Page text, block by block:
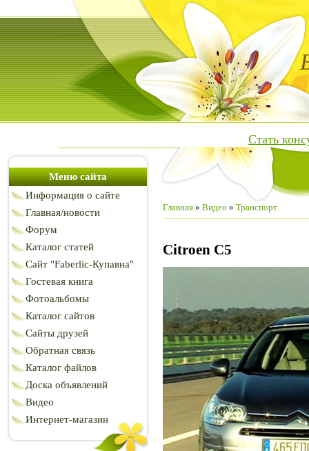
Стать
Меню сайта
Информация о сайте
Главная/новости
Форум
Каталог статей
Сайт "Faberlic-Купавна"
Гостевая книга
Фотоальбомы
Каталог сайтов
Сайты друзей
Обратная связь
Каталог файлов
Доска объявлений
Видео
Интернет-магазин
Главная » Видео » Транспорт
Citroen C5